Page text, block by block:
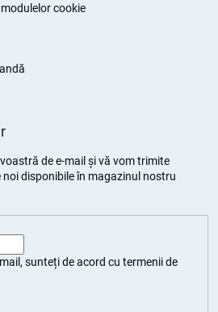
cookie
de e-mail şi vă vom trimite
disponibile în magazinul nostru
sunteți deacord cu termenii de